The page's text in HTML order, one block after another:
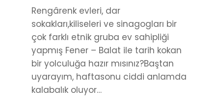
Rengârenk evleri, dar
sokakları,kiliseleri ve sinagogları bir
çok farklı etnik gruba ev sahipliği
yapmış Fener – Balat ile tarih kokan
bir yolculuğa hazır mısınız?Baştan
uyarayım, haftasonu ciddi anlamda
kalabalık oluyor…